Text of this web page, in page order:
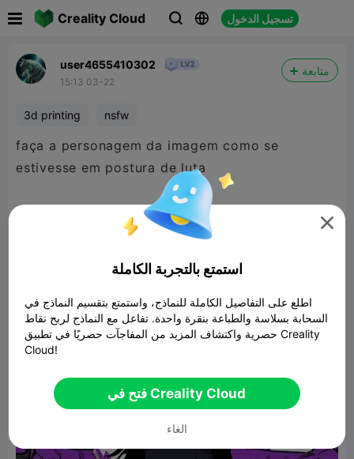
Creality Cloud   تسجيل الدخول
user4655410302
15:13 03-22
متابعة
3d printing nsfw
faça a personagem da imagem como se
estivesse em postura de luta

استمتع بالتجربة الكاملة
اطلع على التفاصيل الكاملة للنماذج، واستمتع بتقسيم النماذج في
السحابة بسلاسة والطباعة بنقرة واحدة. تفاعل مع النماذج لربح نقاط
حصرية واكتشاف المزيد من المفاجآت حصريًا في تطبيق Creality
Cloud!
فتح في Creality Cloud
الغاء